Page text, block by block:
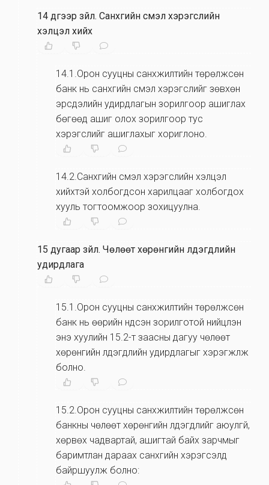
14 дүгээр зүйл. Санхүүгийн үүсмэл хэрэгслийн
хэлцэл хийх
14.1.Орон сууцны санхүүжилтийн төрөлжсөн
банк нь санхүүгийн үүсмэл хэрэгслийг зөвхөн
эрсдэлийн удирдлагын зорилгоор ашиглах
бөгөөд ашиг олох зорилгоор тус
хэрэгслийг ашиглахыг хориглоно.
14.2.Санхүүгийн үүсмэл хэрэгслийн хэлцэл
хийхтэй холбогдсон харилцааг холбогдох
хууль тогтоомжоор зохицуулна.
15 дугаар зүйл. Чөлөөт хөрөнгийн үлдэгдлийн
удирдлага
15.1.Орон сууцны санхүүжилтийн төрөлжсөн
банк нь өөрийн үндсэн зорилготой нийцүүлэн
энэ хуулийн 15.2-т заасны дагуу чөлөөт
хөрөнгийн үлдэгдлийн удирдлагыг хэрэгжүүлж
болно.
15.2.Орон сууцны санхүүжилтийн төрөлжсөн
банкны чөлөөт хөрөнгийн үлдэгдлийг аюулгүй,
хөрвөх чадвартай, ашигтай байх зарчмыг
баримтлан дараах санхүүгийн хэрэгсэлд
байршуулж болно: